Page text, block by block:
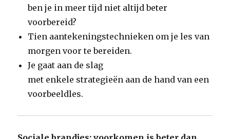
ben je in meer tijd niet altijd beter
voorbereid?
Tien aantekeningstechnieken om je les van
morgen voor te bereiden.
Je gaat aan de slag
met enkele strategieën aan de hand van een
voorbeeldles.